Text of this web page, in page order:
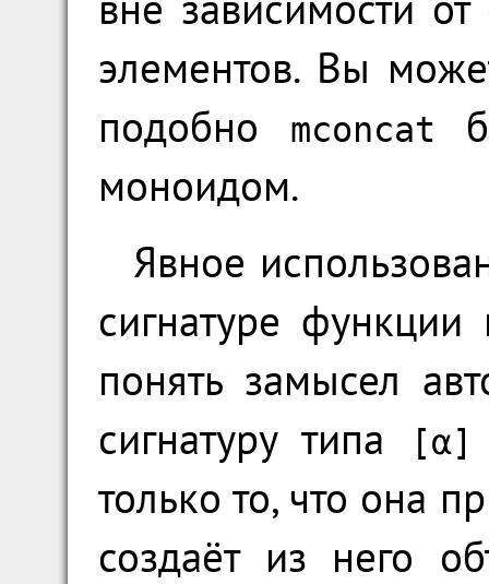
элементов. Вы
подобно
mconcat
моноидом.
Явное
сигнатуре
понять замысел
сигнатуру типа
только то, что она
создаёт из него